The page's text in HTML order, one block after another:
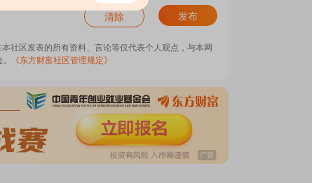
我
关
注
清除 发布
社区发表的所有资料、言论等仅代表个人观点，与本网
《东方财富社区管理规定》